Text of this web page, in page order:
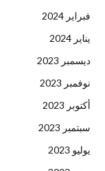
فبراير 2024
يناير 2024
ديسمبر 2023
نوفمبر 2023
أكتوبر 2023
سبتمبر 2023
يوليو 2023